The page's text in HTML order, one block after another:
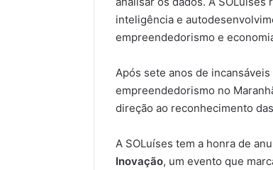
inteligência e
empreendedorismo e
Após sete anos de
empreendedorismo no
direção ao reconhecimento
A SOLuíses tem a honra de
Inovação, um evento que